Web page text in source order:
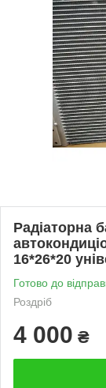
Радіаторна
16*26*20
Готово до
Роздріб
4 000 ₴